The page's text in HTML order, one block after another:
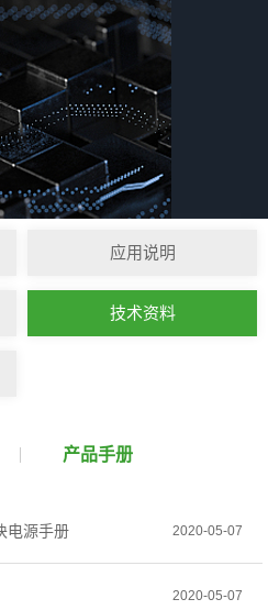
应用说明
技术资料
产品手册
电源手册 2020-05-07
2020-05-07